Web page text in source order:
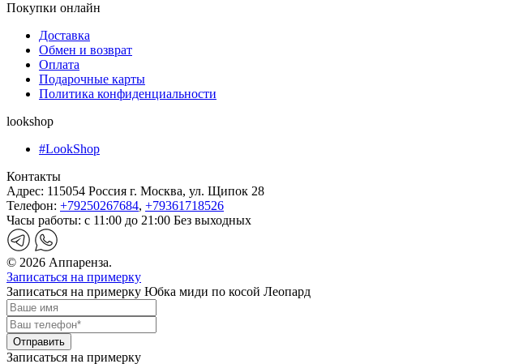
Покупки онлайн
Доставка
Обмен и возврат
Оплата
Подарочные карты
Политика конфиденциальности
lookshop
#LookShop
Контакты
Адрес: 115054 Россия г. Москва, ул. Щипок 28
Телефон: +79250267684, +79361718526
Часы работы: с 11:00 до 21:00 Без выходных
© 2026 Аппаренза.
Записаться на примерку
Записаться на примерку Юбка миди по косой Леопард
Записаться на примерку